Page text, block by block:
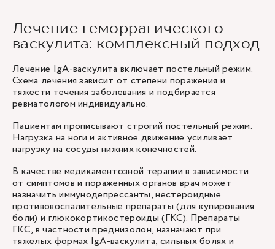
Лечение геморрагического
васкулита: комплексный подход
Лечение IgA-васкулита включает постельный режим.
Схема лечения зависит от степени поражения и
тяжести течения заболевания и подбирается
ревматологом индивидуально.
Пациентам прописывают строгий постельный режим.
Нагрузка на ноги и активное движение усиливает
нагрузку на сосуды нижних конечностей.
В качестве медикаментозной терапии в зависимости
от симптомов и пораженных органов врач может
назначить иммунодепрессанты, нестероидные
противовоспалительные препараты (для купирования
боли) и глюкокортикостероиды (ГКС). Препараты
ГКС, в частности преднизолон, назначают при
тяжелых формах IgA-васкулита, сильных болях и